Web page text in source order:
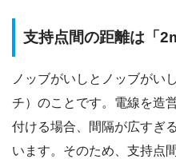
支持点間の距離は「
ノッブがいしとノッブがい
チ）のことです。電線を造
付ける場合、間隔が広すぎ
います。そのため、支持点